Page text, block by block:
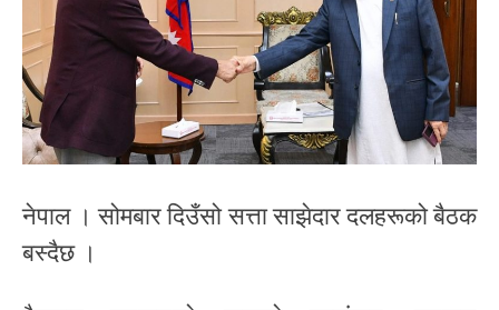
नेपाल । सोमबार दिउँसो सत्ता साझेदार दलहरूको बैठक
बस्दैछ ।